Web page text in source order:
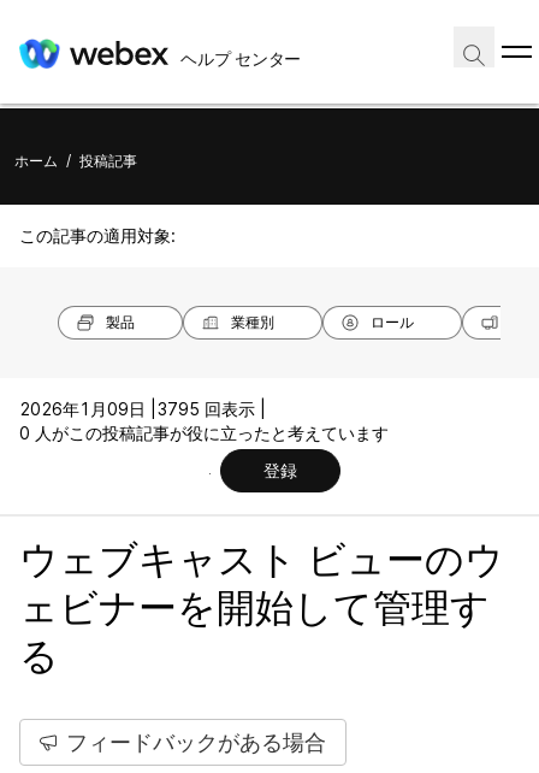
ヘルプ センター
ホーム / 投稿記事
この記事の適用対象:
製品 業種別 ロール
2026年1月09日 | 3795 回表示 |
0 人がこの投稿記事が役に立ったと考えています
登録
ウェブキャスト ビューのウ
ェビナーを開始して管理す
る
フィードバックがある場合